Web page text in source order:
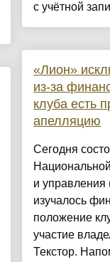
с учётной
«Лион»
из-за
клуба есть
апелляцию
Сегодня
и управления
изучалось
положение
участие
Текстор.